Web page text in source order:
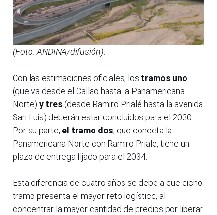
(Foto: ANDINA/difusión).
Con las estimaciones oficiales, los tramos uno
(que va desde el Callao hasta la Panamericana
Norte) y tres (desde Ramiro Prialé hasta la avenida
San Luis) deberán estar concluidos para el 2030.
Por su parte, el tramo dos, que conecta la
Panamericana Norte con Ramiro Prialé, tiene un
plazo de entrega fijado para el 2034.
Esta diferencia de cuatro años se debe a que dicho
tramo presenta el mayor reto logístico, al
concentrar la mayor cantidad de predios por liberar